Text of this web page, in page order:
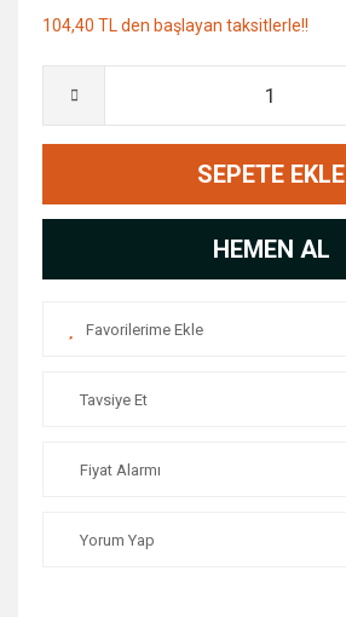
104,40 TL den başlayan taksitlerle!!
SEPETE EKLE
HEMEN AL
Tavsiye Et
Fiyat Alarmı
Yorum Yap